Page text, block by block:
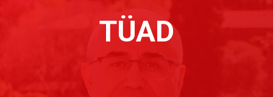
TÜAD